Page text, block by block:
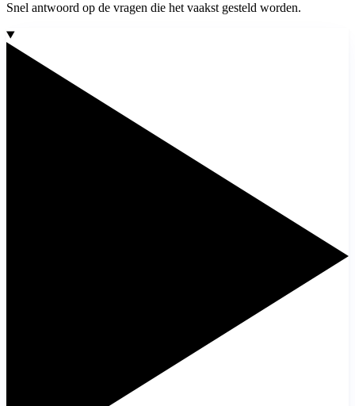
Snel antwoord op de vragen die het vaakst gesteld worden.